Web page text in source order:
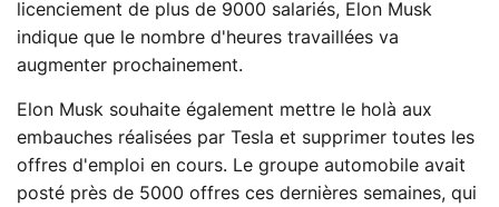
licenciement de plus de 9000 salariés, Elon Musk
indique que le nombre d'heures travaillées va
augmenter prochainement.
Elon Musk souhaite également mettre le holà aux
embauches réalisées par Tesla et supprimer toutes les
offres d'emploi en cours. Le groupe automobile avait
posté près de 5000 offres ces dernières semaines, qui